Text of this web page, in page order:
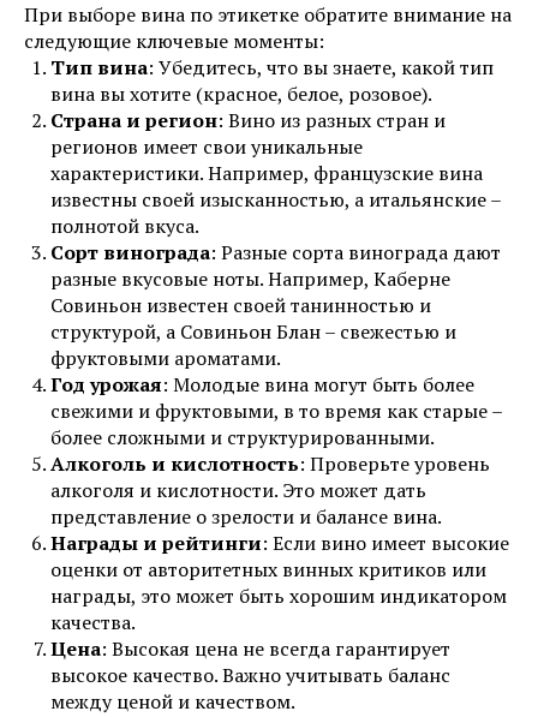
При выборе вина по этикетке обратите внимание на
следующие ключевые моменты:
Тип вина: Убедитесь, что вы знаете, какой тип
вина вы хотите (красное, белое, розовое).
Страна и регион: Вино из разных стран и
регионов имеет свои уникальные
характеристики. Например, французские вина
известны своей изысканностью, а итальянские –
полнотой вкуса.
Сорт винограда: Разные сорта винограда дают
разные вкусовые ноты. Например, Каберне
Совиньон известен своей танинностью и
структурой, а Совиньон Блан – свежестью и
фруктовыми ароматами.
Год урожая: Молодые вина могут быть более
свежими и фруктовыми, в то время как старые –
более сложными и структурированными.
Алкоголь и кислотность: Проверьте уровень
алкоголя и кислотности. Это может дать
представление о зрелости и балансе вина.
Награды и рейтинги: Если вино имеет высокие
оценки от авторитетных винных критиков или
награды, это может быть хорошим индикатором
качества.
Цена: Высокая цена не всегда гарантирует
высокое качество. Важно учитывать баланс
между ценой и качеством.